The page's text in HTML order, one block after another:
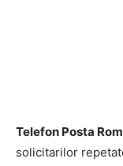
Telefon Posta
solicitarilor